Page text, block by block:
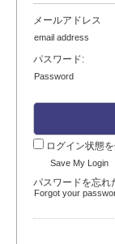
メールアドレス
email address
パスワード:
Password
ログイン状態
Save My Login
パスワードを忘れ
Forgot your